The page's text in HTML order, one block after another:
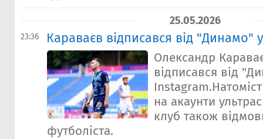
25.05.2026
23:36 Караваєв відписався від "Динамо"
Олександр
відписався від
на акаунти
клуб також
футболіста.